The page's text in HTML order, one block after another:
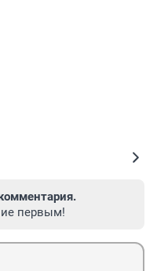
первым!